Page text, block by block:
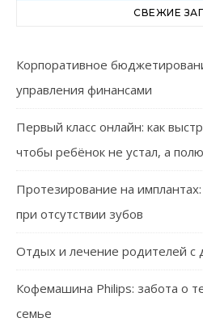
СВЕЖИЕ
Корпоративное
управления финансами
Первый класс онлайн: как
чтобы ребёнок не устал, а
Протезирование на
при отсутствии зубов
Отдых и лечение родителей с
Кофемашина Philips: забота о
семье